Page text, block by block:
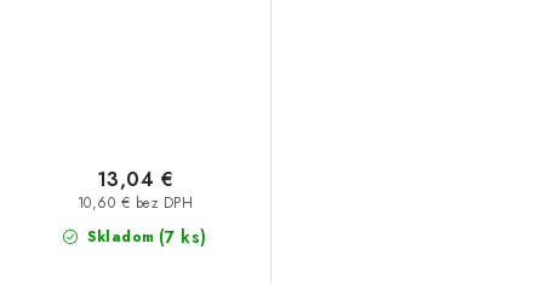
Skladom (7 ks)
10,60 € bez DPH
13,04 €